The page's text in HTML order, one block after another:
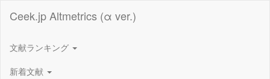
Ceek.jp Altmetrics (α ver.)
文献ランキング
新着文献